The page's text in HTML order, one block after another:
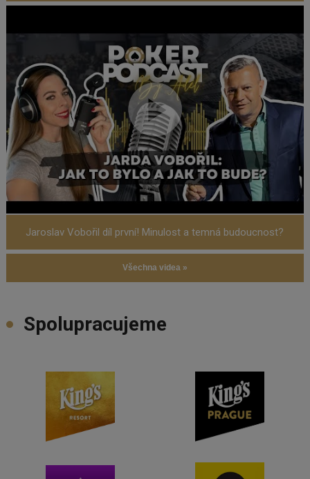
Jaroslav Vobořil díl první! Minulost a temná budoucnost?
Všechna videa »
Spolupracujeme